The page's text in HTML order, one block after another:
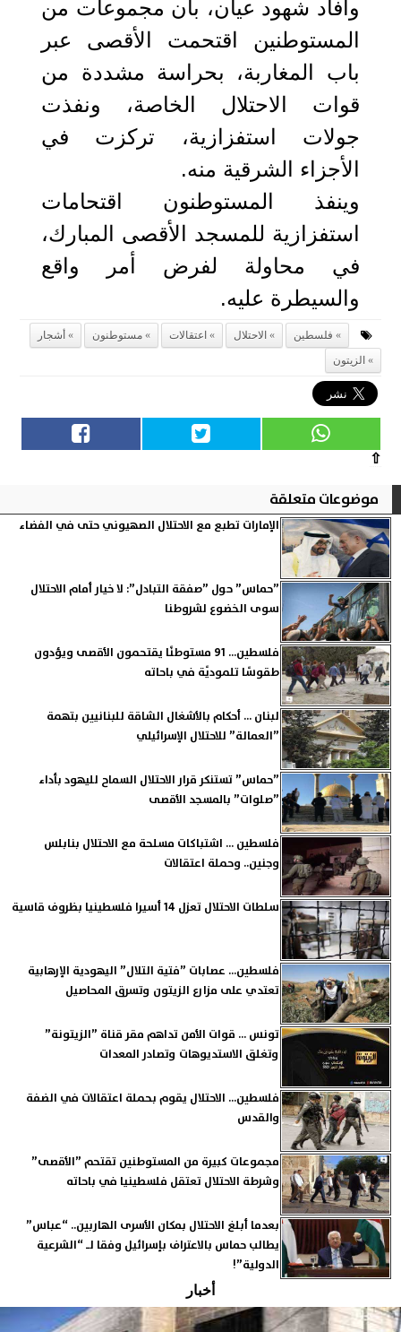
وأفاد شهود عيان، بأن مجموعات من
المستوطنين اقتحمت الأقصى عبر
باب المغاربة، بحراسة مشددة من
قوات الاحتلال الخاصة، ونفذت
جولات استفزازية، تركزت في
الأجزاء الشرقية منه.
وينفذ المستوطنون اقتحامات
استفزازية للمسجد الأقصى المبارك،
في محاولة لفرض أمر واقع
والسيطرة عليه.
فلسطين الاحتلال اعتقالات مستوطنون
أشجار
الزيتون
⇧
موضوعات متعلقة
الإمارات تطبع مع الاحتلال الصهيوني حتى في الفضاء
”حماس” حول ”صفقة التبادل”: لا خيار أمام الاحتلال
سوى الخضوع لشروطنا
فلسطين... 91 مستوطنًا يقتحمون الأقصى ويؤدون
طقوسًا تلموديًة في باحاته
لبنان ... أحكام بالأشغال الشاقة للبنانيين بتهمة
”العمالة” للاحتلال الإسرائيلي
”حماس” تستنكر قرار الاحتلال السماح لليهود بأداء
”صلوات” بالمسجد الأقصى
فلسطين ... اشتباكات مسلحة مع الاحتلال بنابلس
وجنين.. وحملة اعتقالات
سلطات الاحتلال تعزل 14 أسيرا فلسطينيا بظروف قاسية
فلسطين... عصابات ”فتية التلال” اليهودية الإرهابية
تعتدي على مزارع الزيتون وتسرق المحاصيل
تونس ... قوات الأمن تداهم مقر قناة ”الزيتونة”
وتغلق الاستديوهات وتصادر المعدات
فلسطين... الاحتلال يقوم بحملة اعتقالات في الضفة
والقدس
مجموعات كبيرة من المستوطنين تقتحم ”الأقصى”
وشرطة الاحتلال تعتقل فلسطينيا في باحاته
بعدما أبلغ الاحتلال بمكان الأسرى الهاربين.. “عباس”
يطالب حماس بالاعتراف بإسرائيل وفقا لـ “الشرعية
الدولية”!
أخبار